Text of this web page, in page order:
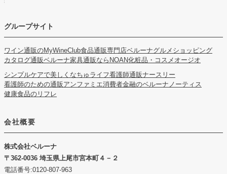
グループサイト
ワイン通販のMyWineClub食品通販専門店ベルーナグルメショッピング
カタログ通販ベルーナ家具通販ならNOAN化粧品・コスメオージオ
シンプルケアで美しくなちゅライフ看護師通販ナースリー
看護師のための通販アンファミエ消費者金融のベルーナノーティス
健康食品のリフレ
会社概要
株式会社ベルーナ
362-0036 埼玉県上尾市宮本町４－２
電話番号:0120-807-963